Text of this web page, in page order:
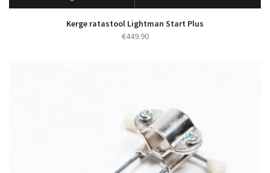
Kerge ratastool Lightman Start Plus
€449.90